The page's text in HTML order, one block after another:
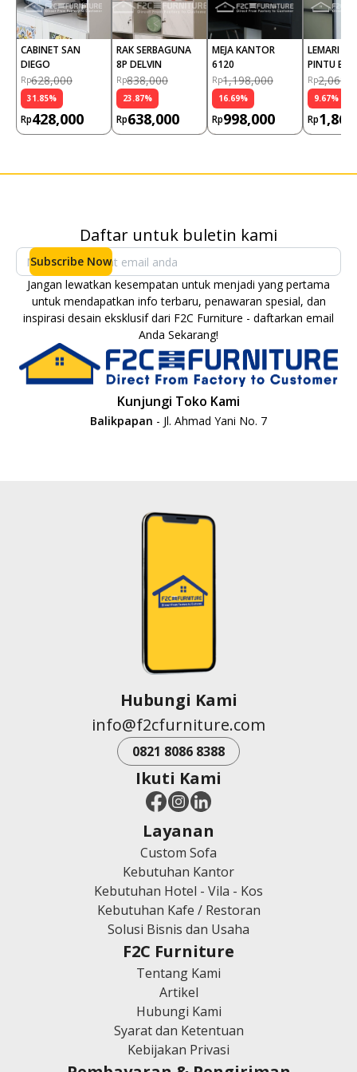
CABINET SAN
DIEGO
Rp628,000
31.85%
Rp428,000
RAK SERBAGUNA
8P DELVIN
Rp838,000
23.87%
Rp638,000
MEJA KANTOR
6120
Rp1,198,000
16.69%
Rp998,000
LEMARI
PINTU
Rp
9.67%
Rp
Daftar untuk buletin kami
Subscribe Now
Jangan lewatkan kesempatan untuk menjadi yang pertama
untuk mendapatkan info terbaru, penawaran spesial, dan
inspirasi desain eksklusif dari F2C Furniture - daftarkan email
Anda Sekarang!
Kunjungi Toko Kami
Balikpapan - Jl. Ahmad Yani No. 7
Hubungi Kami
info@f2cfurniture.com
0821 8086 8388
Ikuti Kami
Layanan
Custom Sofa
Kebutuhan Kantor
Kebutuhan Hotel - Vila - Kos
Kebutuhan Kafe / Restoran
Solusi Bisnis dan Usaha
F2C Furniture
Tentang Kami
Artikel
Hubungi Kami
Syarat dan Ketentuan
Kebijakan Privasi